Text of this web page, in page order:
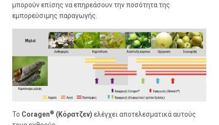
μπορούν επίσης να επηρεάσουν την ποσότητα της
εμπορεύσιμης παραγωγής.
Το Coragen® (Κόρατζεν) ελέγχει αποτελεσματικά αυτούς